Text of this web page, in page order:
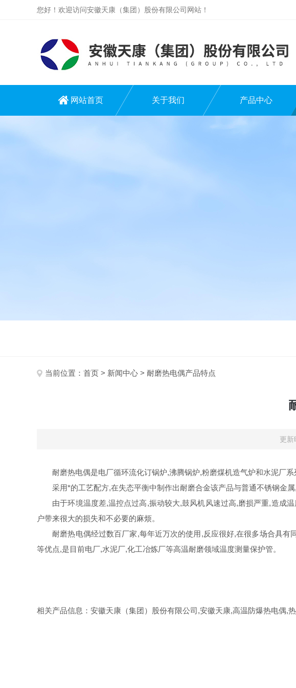
您好！欢迎访问安徽天康（集团）股份有限公司网站！
网站首页 关于我们 产品中心
当前位置： 首页 > 新闻中心 > 耐磨热电偶产品特点
更
耐磨热电偶是电厂循环流化订锅炉,沸腾锅炉,粉磨煤机造气炉和水泥厂系
采用*的工艺配方,在失态平衡中制作出耐磨合金该产品与普通不锈钢金
由于环境温度差,温控点过高,振动较大,鼓风机风速过高,磨损严重,造成温
户带来很大的损失和不必要的麻烦。
耐磨热电偶经过数百厂家,每年近万次的使用,反应很好,在很多场合具有
等优点,是目前电厂,水泥厂,化工冶炼厂等高温耐磨领域温度测量保护管。
相关产品信息：安徽天康（集团）股份有限公司,安徽天康,高温防爆热电偶,